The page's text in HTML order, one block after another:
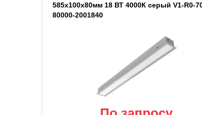
585х100х80мм 18 ВТ 4000К серый V1-R0-
80000-2001840